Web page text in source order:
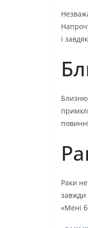
і
Раки
завжди
«Мені